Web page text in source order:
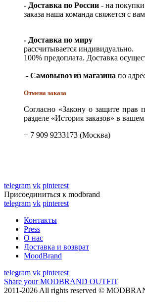
- Доставка по России - на
заказа наша команда свяжется с
- Доставка по миру
рассчитывается индивидуально.
100% предоплата. Доставка
- Самовывоз из магазина по
Отмена заказа
Согласно «Закону о защите прав
разделе «История заказов» в
+ 7 909 9233173 (Москва)
telegram vk pinterest
Присоединиться к modbrand
telegram vk pinterest
Контакты
Press
О нас
Доставка и возврат
MoodBrand
telegram vk pinterest
Share your MODBRAND OUTFIT
2011-2026 All rights reserved ©